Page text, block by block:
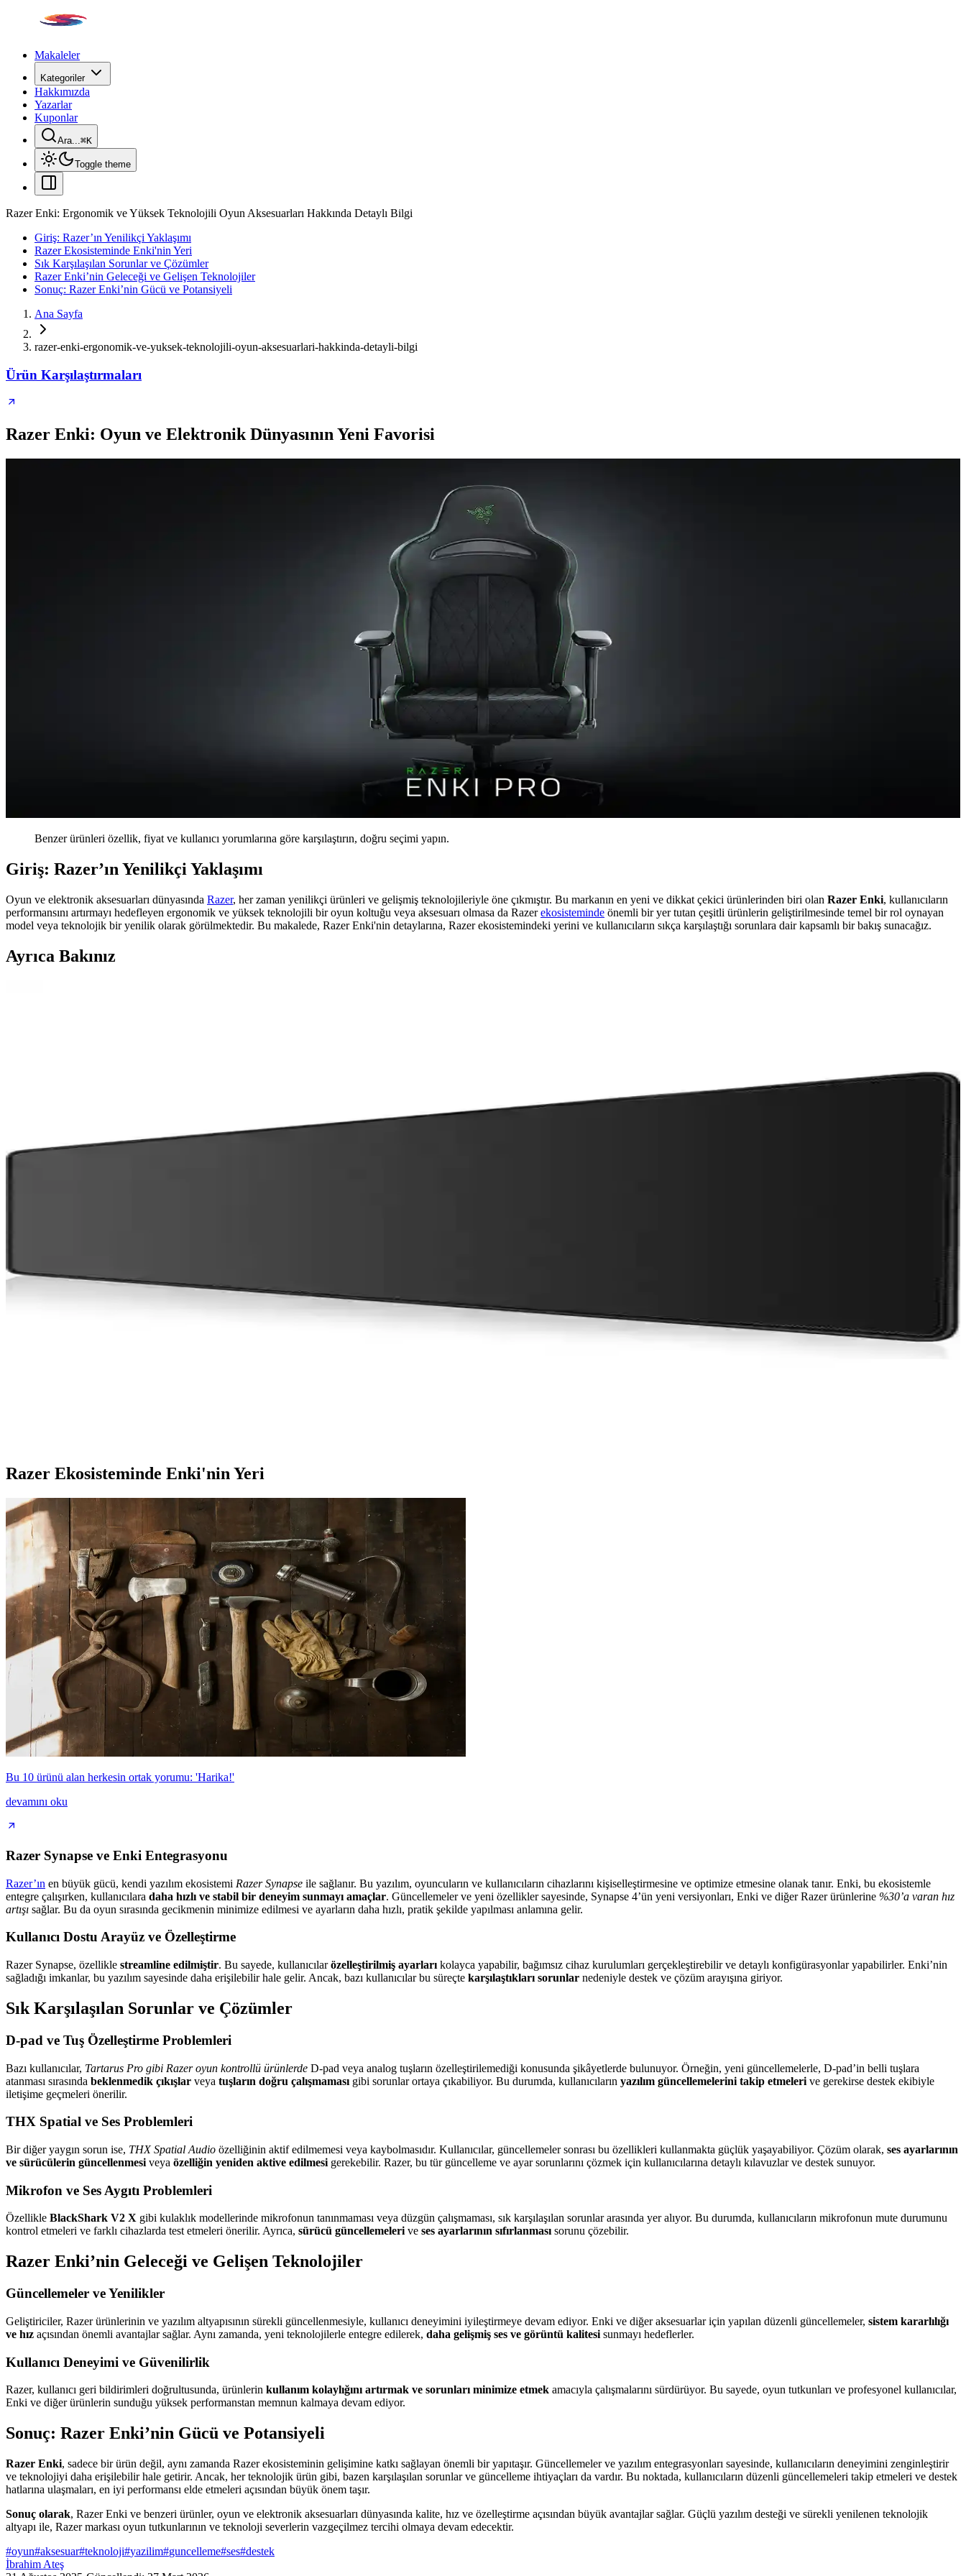
Makaleler
Kategoriler
Hakkımızda
Yazarlar
Kuponlar
Ara...⌘K
Toggle theme
Razer Enki: Ergonomik ve Yüksek Teknolojili Oyun Aksesuarları Hakkında Detaylı Bilgi
Giriş: Razer’ın Yenilikçi Yaklaşımı
Razer Ekosisteminde Enki'nin Yeri
Sık Karşılaşılan Sorunlar ve Çözümler
Razer Enki’nin Geleceği ve Gelişen Teknolojiler
Sonuç: Razer Enki’nin Gücü ve Potansiyeli
Ana Sayfa
razer-enki-ergonomik-ve-yuksek-teknolojili-oyun-aksesuarlari-hakkinda-detayli-bilgi
Ürün Karşılaştırmaları
Razer Enki: Oyun ve Elektronik Dünyasının Yeni Favorisi
Benzer ürünleri özellik, fiyat ve kullanıcı yorumlarına göre karşılaştırın, doğru seçimi yapın.
Giriş: Razer’ın Yenilikçi Yaklaşımı
Oyun ve elektronik aksesuarları dünyasında Razer, her zaman yenilikçi ürünleri ve gelişmiş teknolojileriyle öne çıkmıştır. Bu markanın en yeni ve dikkat çekici ürünlerinden biri olan Razer Enki, kullanıcıların
performansını artırmayı hedefleyen ergonomik ve yüksek teknolojili bir oyun koltuğu veya aksesuarı olmasa da Razerekosisteminde önemli bir yer tutan çeşitli ürünlerin geliştirilmesinde temel bir rol oynayan
model veya teknolojik bir yenilik olarak görülmektedir. Bu makalede, Razer Enki'nin detaylarına, Razer ekosistemindeki yerini ve kullanıcıların sıkça karşılaştığı sorunlara dair kapsamlı bir bakış sunacağız.
Ayrıca Bakınız
Ayaneo Next 2, RTX 4070 grafik kartı ve 128 GB RAM ile yüksek performans sunarken, 4.200 dolarlık fiyatı ve 1.424 gram ağırlığıyla taşınabilirlik ve maliyet açısından tartışma yaratıyor.
AMD Athlon ve PC İşlemcilerinde Gigahertz Çağının Başlangıcı: 2000 Yılı Teknoloji Dönüm Noktası
2000 yılında AMD Athlon, 1 GHz hızını aşarak Intel'e karşı performans avantajı sağladı. Overclocking ve teknolojik gelişmelerle işlemci dünyasında yeni bir çağ başladı.
Juo GT RGB Gaming Notebook Soğutucu Yüksek Performans ve Estetik Özellikler
Juo GT RGB Gaming Notebook Soğutucu, yüksek performanslı fanlar, estetik RGB LED ışıklar ve ergonomik tasarımıyla bilgisayarlarınızın aşırı ısınmasını engeller, sistem stabilitesini artırır.
Razer Ekosisteminde Enki'nin Yeri
Bu 10 ürünü alan herkesin ortak yorumu: 'Harika!'
devamını oku
Razer Synapse ve Enki Entegrasyonu
Razer’ın en büyük gücü, kendi yazılım ekosistemi Razer Synapse ile sağlanır. Bu yazılım, oyuncuların ve kullanıcıların cihazlarını kişiselleştirmesine ve optimize etmesine olanak tanır. Enki, bu ekosistemle
entegre çalışırken, kullanıcılara daha hızlı ve stabil bir deneyim sunmayı amaçlar. Güncellemeler ve yeni özellikler sayesinde, Synapse 4’ün yeni versiyonları, Enki ve diğer Razer ürünlerine %30’a varan hız
artışı sağlar. Bu da oyun sırasında gecikmenin minimize edilmesi ve ayarların daha hızlı, pratik şekilde yapılması anlamına gelir.
Kullanıcı Dostu Arayüz ve Özelleştirme
Razer Synapse, özellikle streamline edilmiştir. Bu sayede, kullanıcılarözelleştirilmiş ayarları kolayca yapabilir, bağımsız cihaz kurulumları gerçekleştirebilir ve detaylı konfigürasyonlar yapabilirler. Enki’nin
sağladığı imkanlar, bu yazılım sayesinde daha erişilebilir hale gelir. Ancak, bazı kullanıcılar bu süreçte karşılaştıkları sorunlar nedeniyle destek ve çözüm arayışına giriyor.
Sık Karşılaşılan Sorunlar ve Çözümler
D-pad ve Tuş Özelleştirme Problemleri
Bazı kullanıcılar, Tartarus Pro gibi Razer oyun kontrollü ürünlerde D-pad veya analog tuşların özelleştirilemediği konusunda şikâyetlerde bulunuyor. Örneğin, yeni güncellemelerle, D-pad’in belli tuşlara
atanması sırasında beklenmedik çıkışlar veya tuşların doğru çalışmaması gibi sorunlar ortaya çıkabiliyor. Bu durumda, kullanıcıların yazılım güncellemelerini takip etmeleri ve gerekirse destek ekibiyle
iletişime geçmeleri önerilir.
THX Spatial ve Ses Problemleri
Bir diğer yaygın sorun ise, THX Spatial Audio özelliğinin aktif edilmemesi veya kaybolmasıdır. Kullanıcılar, güncellemeler sonrası bu özellikleri kullanmakta güçlük yaşayabiliyor. Çözüm olarak, ses ayarlarının
ve sürücülerin güncellenmesi veya özelliğin yeniden aktive edilmesi gerekebilir. Razer, bu tür güncelleme ve ayar sorunlarını çözmek için kullanıcılarına detaylı kılavuzlar ve destek sunuyor.
Mikrofon ve Ses Aygıtı Problemleri
Özellikle BlackShark V2 X gibi kulaklık modellerinde mikrofonun tanınmaması veya düzgün çalışmaması, sık karşılaşılan sorunlar arasında yer alıyor. Bu durumda, kullanıcıların mikrofonun mute durumunu
kontrol etmeleri ve farklı cihazlarda test etmeleri önerilir. Ayrıca, sürücü güncellemelerive ses ayarlarının sıfırlanmasısorunu çözebilir.
Razer Enki’nin Geleceği ve Gelişen Teknolojiler
Güncellemeler ve Yenilikler
Geliştiriciler, Razer ürünlerinin ve yazılım altyapısının sürekli güncellenmesiyle, kullanıcı deneyimini iyileştirmeye devam ediyor. Enki ve diğer aksesuarlar için yapılan düzenli güncellemeler, sistem kararlılığı
ve hız açısından önemli avantajlar sağlar. Aynı zamanda, yeni teknolojilerle entegre edilerek, daha gelişmiş ses ve görüntü kalitesi sunmayı hedeflerler.
Kullanıcı Deneyimi ve Güvenilirlik
Razer, kullanıcı geri bildirimleri doğrultusunda, ürünlerin kullanım kolaylığını artırmak ve sorunları minimize etmek amacıyla çalışmalarını sürdürüyor. Bu sayede, oyun tutkunları ve profesyonel kullanıcılar,
Enki ve diğer ürünlerin sunduğu yüksek performanstan memnun kalmaya devam ediyor.
Sonuç: Razer Enki’nin Gücü ve Potansiyeli
Razer Enki, sadece bir ürün değil, aynı zamanda Razer ekosisteminin gelişimine katkı sağlayan önemli bir yapıtaşır. Güncellemeler ve yazılım entegrasyonları sayesinde, kullanıcıların deneyimini zenginleştirir
ve teknolojiyi daha erişilebilir hale getirir. Ancak, her teknolojik ürün gibi, bazen karşılaşılan sorunlar ve güncelleme ihtiyaçları da vardır. Bu noktada, kullanıcıların düzenli güncellemeleri takip etmeleri ve destek
hatlarına ulaşmaları, en iyi performansı elde etmeleri açısından büyük önem taşır.
Sonuç olarak, Razer Enki ve benzeri ürünler, oyun ve elektronik aksesuarları dünyasında kalite, hız ve özelleştirme açısından büyük avantajlar sağlar. Güçlü yazılım desteği ve sürekli yenilenen teknolojik
altyapı ile, Razer markası oyun tutkunlarının ve teknoloji severlerin vazgeçilmez tercihi olmaya devam edecektir.
#oyun#aksesuar#teknoloji#yazilim#guncelleme#ses#destek
İbrahim Ateş